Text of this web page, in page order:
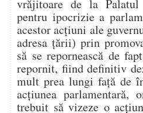
vrăjitoare de la
pentru ipocrizie a
acestor acțiuni ale
adresa țării) prin
să se repornească de
repornit, fiind definitiv
mult prea lungi față de
acțiunea
trebuit să vizeze o